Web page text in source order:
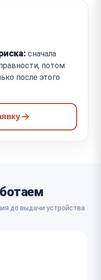
сначала
потом
после этого
до выдачи устройства